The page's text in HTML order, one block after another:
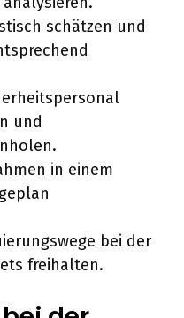
schätzen und
und
in einem
bei der
freihalten.